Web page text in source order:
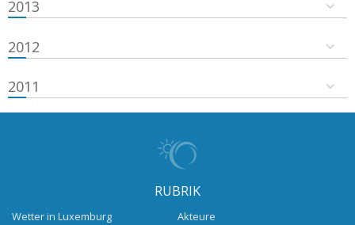
2013
2012
2011
RUBRIK
Wetter in Luxemburg
Akteure